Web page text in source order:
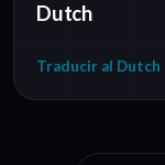
Dutch
Traducir al Dutch